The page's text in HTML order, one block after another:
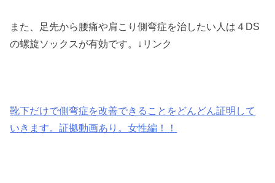
また、足先から腰痛や肩こり側弯症を治したい人は４DS
の螺旋ソックスが有効です。↓リンク
靴下だけで側弯症を改善できることをどんどん証明して
いきます。証拠動画あり。女性編！！